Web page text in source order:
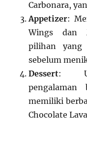
Carbonara,
Appetizer:
Wings dan
pilihan yang
sebelum
Dessert:
memiliki
Chocolate